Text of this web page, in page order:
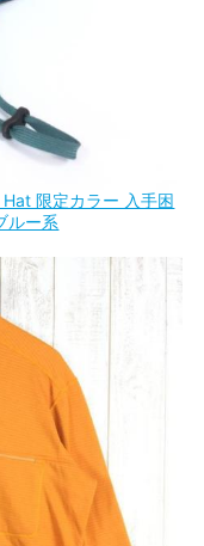
限定カラー 入手困
ルー系